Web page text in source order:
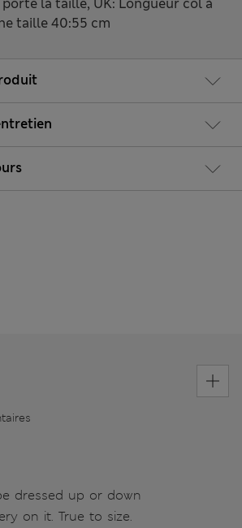
la taille, UK: Longueur col à
taille 40:55 cm
dressed up or down
on it. True to size.